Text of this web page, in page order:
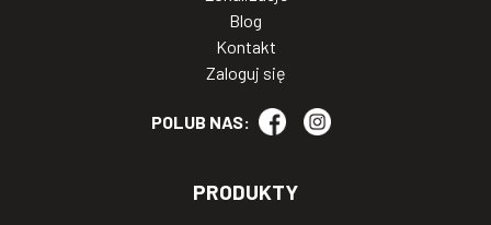
Blog
Kontakt
Zaloguj się
POLUB NAS:
PRODUKTY